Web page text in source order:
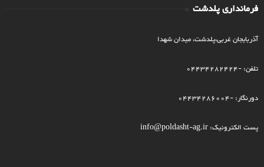
فرمانداری پلدشت
آذربایجان غربی،پلدشت، میدان شهدا
تلفن: -04434282424
دورنگار: -04434286004
پست الکترونیک: info@poldasht-ag.ir